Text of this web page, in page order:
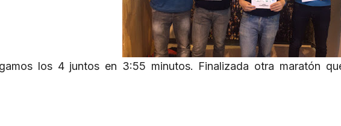
los 4 juntos en 3:55 minutos. Finalizada otra maratón